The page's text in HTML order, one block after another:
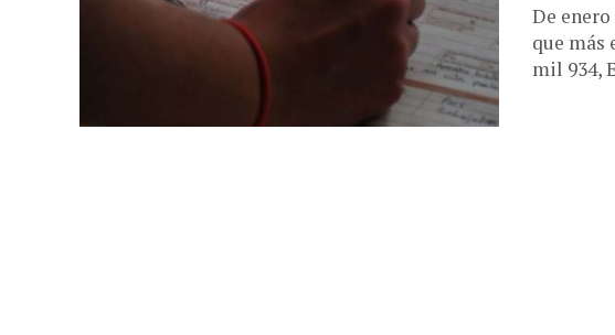
De
que más
mil 934,